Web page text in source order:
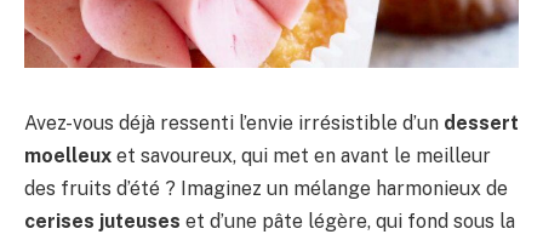
Avez-vous déjà ressenti l’envie irrésistible d’un dessert
moelleux et savoureux, qui met en avant le meilleur
des fruits d’été ? Imaginez un mélange harmonieux de
cerises juteuses et d’une pâte légère, qui fond sous la